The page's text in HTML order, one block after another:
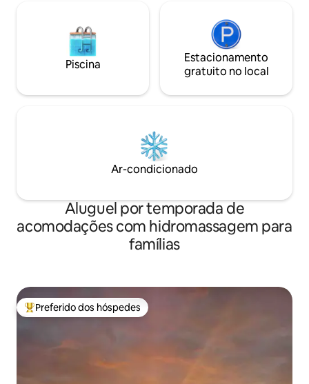
Piscina
Estacionamento
gratuito no local
Ar-condicionado
Aluguel por temporada de
acomodações com hidromassagem para
famílias
Entre os melhores preferidos dos hóspedes
Preferido dos hóspedes